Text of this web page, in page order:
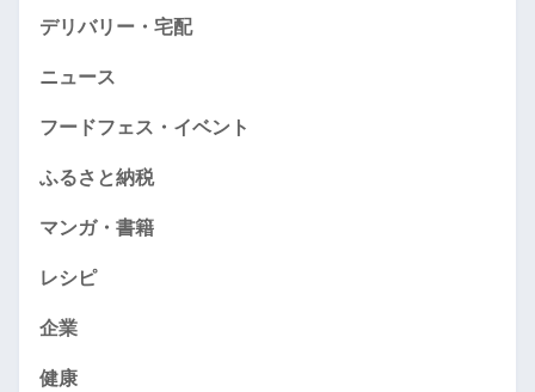
デリバリー・宅配
ニュース
フードフェス・イベント
ふるさと納税
マンガ・書籍
レシピ
企業
健康